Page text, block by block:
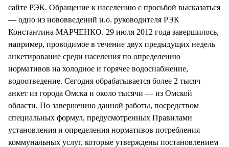
сайте РЭК. Обращение к населению с просьбой высказаться
— одно из нововведений и.о. руководителя РЭК
Константина МАРЧЕНКО. 29 июля 2012 года завершилось,
например, проводимое в течение двух предыдущих недель
анкетирование среди населения по определению
нормативов на холодное и горячее водоснабжение,
водоотведение. Сегодня обрабатывается более 2 тысяч
анкет из города Омска и около тысячи — из Омской
области. По завершению данной работы, посредством
специальных формул, предусмотренных Правилами
установления и определения нормативов потребления
коммунальных услуг, которые утверждены постановлением